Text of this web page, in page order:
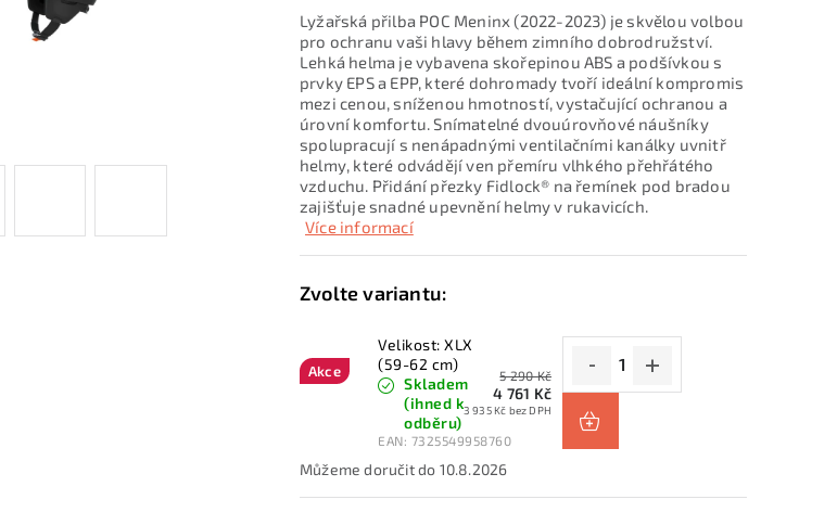
Lyžařská přilba POC Meninx (2022-2023) je skvělou volbou
pro ochranu vaši hlavy během zimního dobrodružství.
Lehká helma je vybavena skořepinou ABS a podšívkou s
prvky EPS a EPP, které dohromady tvoří ideální kompromis
mezi cenou, sníženou hmotností, vystačující ochranou a
úrovní komfortu. Snímatelné dvouúrovňové náušníky
spolupracují s nenápadnými ventilačními kanálky uvnitř
helmy, které odvádějí ven přemíru vlhkého přehřátého
vzduchu. Přidání přezky Fidlock® na řemínek pod bradou
zajišťuje snadné upevnění helmy v rukavicích.
Více informací
Akce
Velikost: XLX
(59-62 cm)
Skladem
(ihned k
odběru)
EAN: 7325549958760
5 290 Kč
4 761 Kč
3 935 Kč bez DPH
10.8.2026